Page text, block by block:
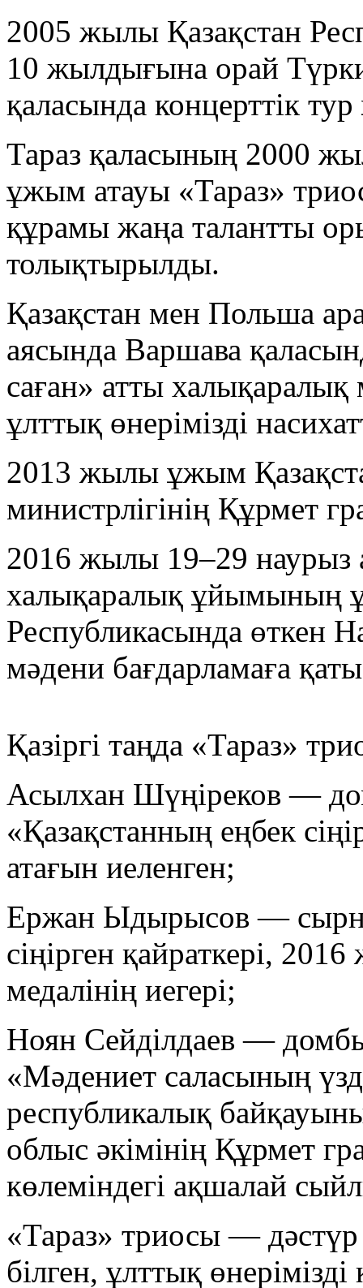
2005 жылы Қазақстан
10 жылдығына орай
қаласында концерттік
Тараз қаласының 2000
ұжым атауы «Тараз»
құрамы жаңа талантты
толықтырылды.
Қазақстан мен Польша
аясында Варшава
саған» атты
ұлттық өнерімізді
2013 жылы ұжым
министрлігінің Құрмет
2016 жылы 19–29
халықаралық ұйымының
Республикасында өткен
мәдени бағдарламаға
Қазіргі таңда «Тараз»
Асылхан Шүңіреков —
«Қазақстанның еңбек
атағын иеленген;
Ержан Ыдырысов —
сіңірген қайраткері,
медалінің иегері;
Ноян Сейділдаев —
«Мәдениет саласының
республикалық
облыс әкімінің Құрмет
көлеміндегі ақшалай
«Тараз» триосы — дәстүр
білген, ұлттық